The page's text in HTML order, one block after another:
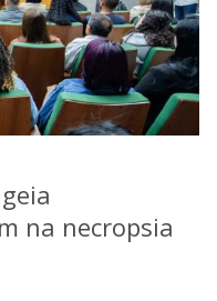
na necropsia